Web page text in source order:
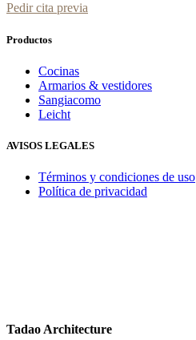
Pedir cita previa
Productos
Cocinas
Armarios & vestidores
Sangiacomo
Leicht
AVISOS LEGALES
Términos y condiciones de uso
Política de privacidad
Tadao Architecture